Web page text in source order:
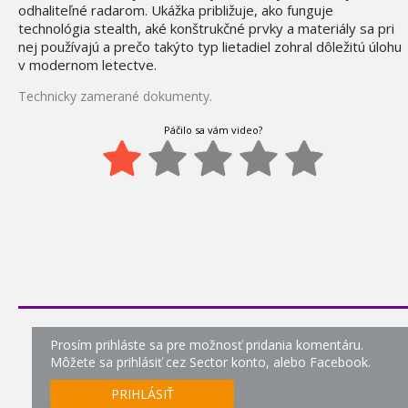
odhaliteľné radarom. Ukážka približuje, ako funguje
technológia stealth, aké konštrukčné prvky a materiály sa pri
nej používajú a prečo takýto typ lietadiel zohral dôležitú úlohu
v modernom letectve.
Technicky zamerané dokumenty.
Páčilo sa vám video?
Prosím prihláste sa pre možnosť pridania komentáru.
Môžete sa prihlásiť cez Sector konto, alebo Facebook.
PRIHLÁSIŤ